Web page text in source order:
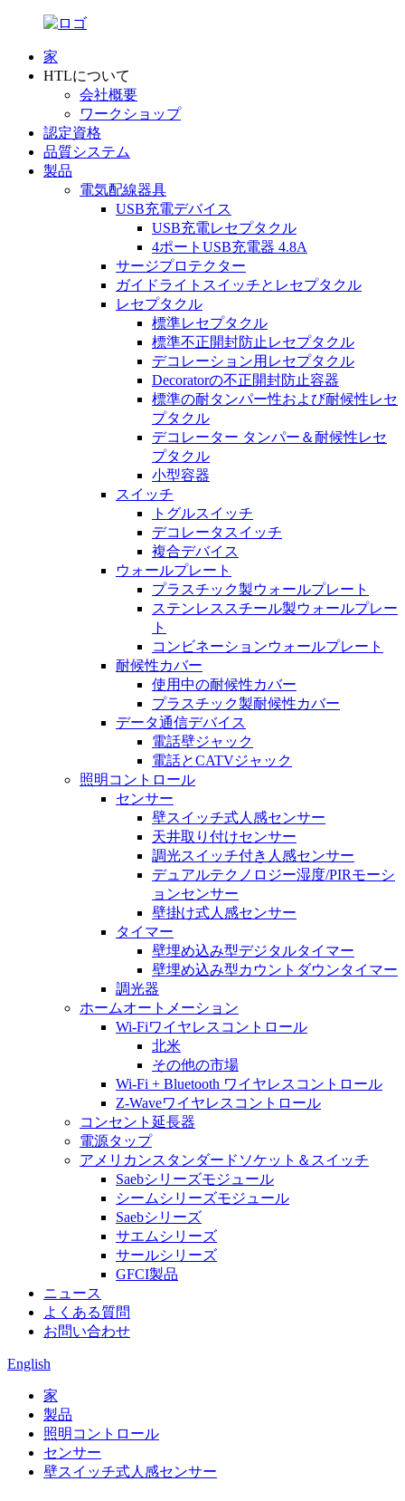
家
HTLについて
会社概要
ワークショップ
認定資格
品質システム
製品
電気配線器具
USB充電デバイス
USB充電レセプタクル
4ポートUSB充電器 4.8A
サージプロテクター
ガイドライトスイッチとレセプタクル
レセプタクル
標準レセプタクル
標準不正開封防止レセプタクル
デコレーション用レセプタクル
Decoratorの不正開封防止容器
標準の耐タンパー性および耐候性レセ
プタクル
デコレーター タンパー＆耐候性レセ
プタクル
小型容器
スイッチ
トグルスイッチ
デコレータスイッチ
複合デバイス
ウォールプレート
プラスチック製ウォールプレート
ステンレススチール製ウォールプレー
ト
コンビネーションウォールプレート
耐候性カバー
使用中の耐候性カバー
プラスチック製耐候性カバー
データ通信デバイス
電話壁ジャック
電話とCATVジャック
照明コントロール
センサー
壁スイッチ式人感センサー
天井取り付けセンサー
調光スイッチ付き人感センサー
デュアルテクノロジー湿度/PIRモーシ
ョンセンサー
壁掛け式人感センサー
タイマー
壁埋め込み型デジタルタイマー
壁埋め込み型カウントダウンタイマー
調光器
ホームオートメーション
Wi-Fiワイヤレスコントロール
北米
その他の市場
Wi-Fi + Bluetooth ワイヤレスコントロール
Z-Waveワイヤレスコントロール
コンセント延長器
電源タップ
アメリカンスタンダードソケット＆スイッチ
Saebシリーズモジュール
シームシリーズモジュール
Saebシリーズ
サエムシリーズ
サールシリーズ
GFCI製品
ニュース
よくある質問
お問い合わせ
English
家
製品
照明コントロール
センサー
壁スイッチ式人感センサー